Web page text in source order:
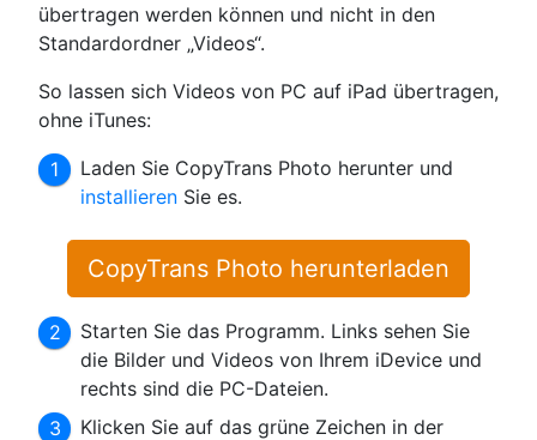
übertragen werden können und nicht in den
Standardordner „Videos“.
So lassen sich Videos von PC auf iPad übertragen,
ohne iTunes:
Laden Sie CopyTrans Photo herunter und
installieren Sie es.
CopyTrans Photo herunterladen
Starten Sie das Programm. Links sehen Sie
die Bilder und Videos von Ihrem iDevice und
rechts sind die PC-Dateien.
Klicken Sie auf das grüne Zeichen in der